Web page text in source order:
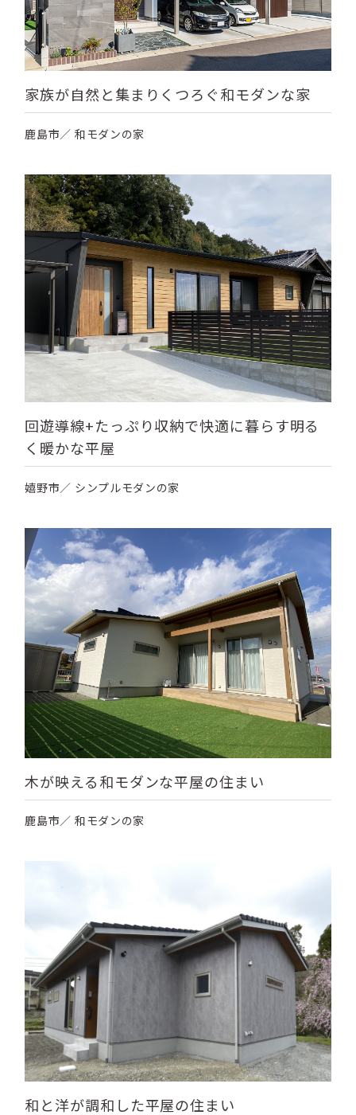
家族が自然と集まりくつろぐ和モダンな家
鹿島市／ 和モダンの家
回遊導線+たっぷり収納で快適に暮らす明る
く暖かな平屋
嬉野市／ シンプルモダンの家
木が映える和モダンな平屋の住まい
鹿島市／ 和モダンの家
和と洋が調和した平屋の住まい